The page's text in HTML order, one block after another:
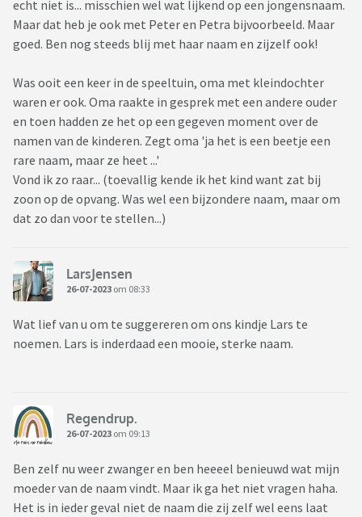
echt niet is... misschien wel wat lijkend op een jongensnaam.
Maar dat heb je ook met Peter en Petra bijvoorbeeld. Maar
goed. Ben nog steeds blij met haar naam en zijzelf ook!
Was ooit een keer in de speeltuin, oma met kleindochter
waren er ook. Oma raakte in gesprek met een andere ouder
en toen hadden ze het op een gegeven moment over de
namen van de kinderen. Zegt oma 'ja het is een beetje een
rare naam, maar ze heet ...'
Vond ik zo raar... (toevallig kende ik het kind want zat bij
zoon op de opvang. Was wel een bijzondere naam, maar om
dat zo dan voor te stellen...)
LarsJensen
26-07-2023 om 08:33
Wat lief van u om te suggereren om ons kindje Lars te
noemen. Lars is inderdaad een mooie, sterke naam.
Regendrup.
26-07-2023 om 09:13
Ben zelf nu weer zwanger en ben heeeel benieuwd wat mijn
moeder van de naam vindt. Maar ik ga het niet vragen haha.
Het is in ieder geval niet de naam die zij zelf wel eens laat